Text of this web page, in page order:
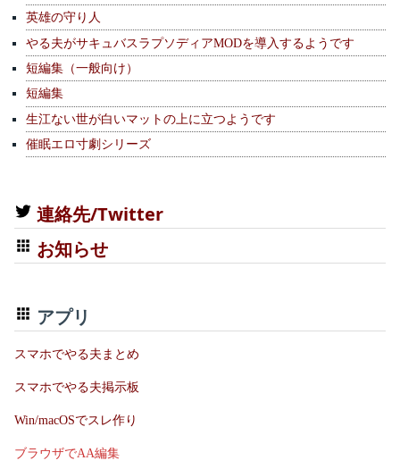
英雄の守り人
やる夫がサキュバスラプソディアMODを導入するようです
短編集（一般向け）
短編集
生江ない世が白いマットの上に立つようです
催眠エロ寸劇シリーズ
連絡先/Twitter
お知らせ
アプリ
スマホでやる夫まとめ
スマホでやる夫掲示板
Win/macOSでスレ作り
ブラウザでAA編集